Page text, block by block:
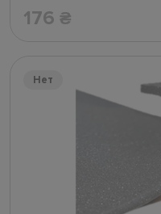
176 ₴
Нет